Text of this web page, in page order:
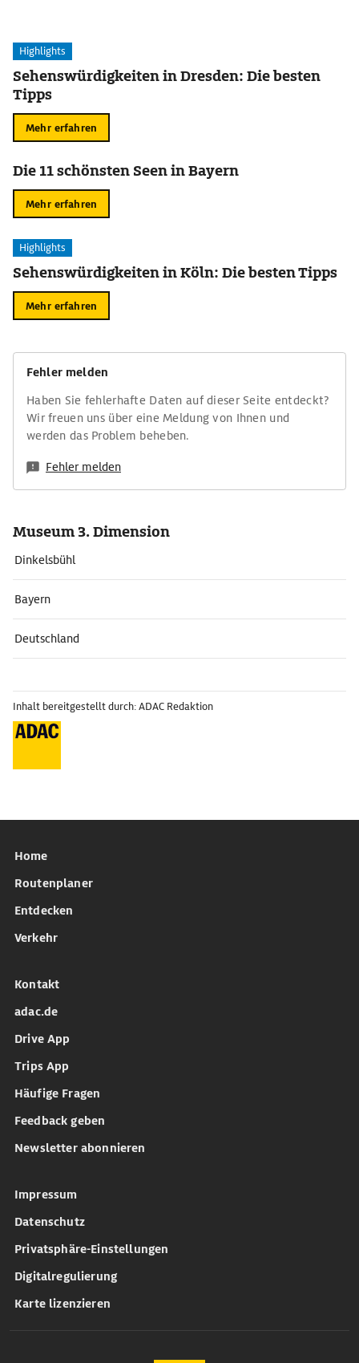
Highlights
Sehenswürdigkeiten in Dresden: Die besten
Tipps
Mehr erfahren
Die 11 schönsten Seen in Bayern
Mehr erfahren
Highlights
Sehenswürdigkeiten in Köln: Die besten Tipps
Mehr erfahren
Fehler melden
Haben Sie fehlerhafte Daten auf dieser Seite entdeckt?
Wir freuen uns über eine Meldung von Ihnen und
werden das Problem beheben.
Fehler melden
Museum 3. Dimension
Dinkelsbühl
Bayern
Deutschland
Inhalt bereitgestellt durch: ADAC Redaktion
Home
Routenplaner
Entdecken
Verkehr
Kontakt
adac.de
Drive App
Trips App
Häufige Fragen
Feedback geben
Newsletter abonnieren
Impressum
Datenschutz
Privatsphäre-Einstellungen
Digitalregulierung
Karte lizenzieren